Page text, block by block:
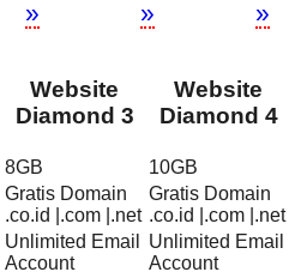
»
»
»
Website
Diamond 3
Website
Diamond 4
8GB
10GB
Gratis Domain
.co.id |.com |.net
Gratis Domain
.co.id |.com |.net
Unlimited Email
Account
Unlimited Email
Account